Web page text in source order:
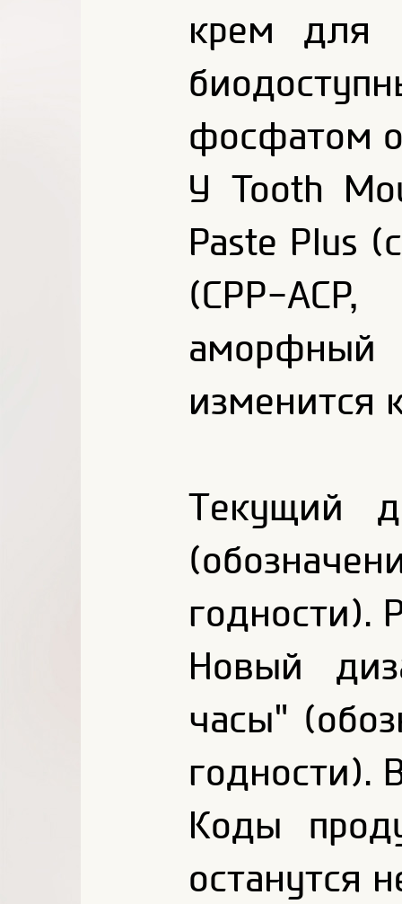
крем для
фосфатом
У Tooth
Paste Plus
(CPP-
изменится
Текущий
годности).
Новый
часы"
годности).
Коды
останутся